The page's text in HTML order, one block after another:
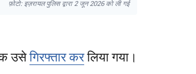
फ़ोटो: इज़रायल पुलिस द्वारा 2 जून 2026 को ली गई
उसेगिरफ्तार करलिया गया।